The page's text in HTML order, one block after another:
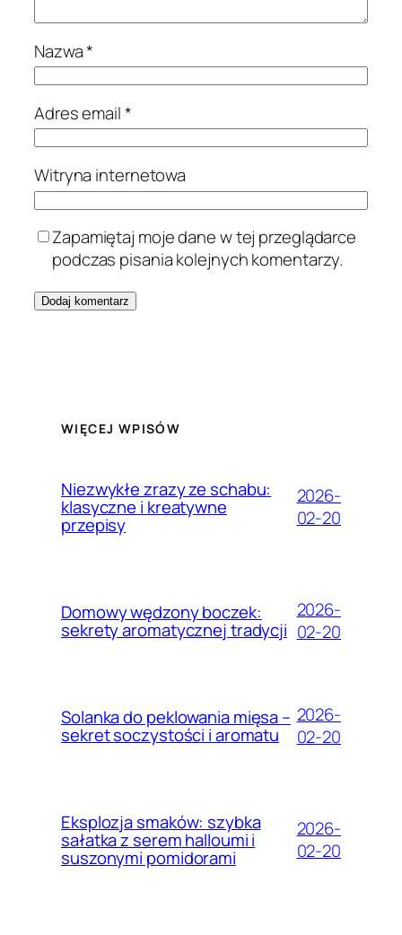
Nazwa*
Adres email*
Witryna internetowa
Zapamiętaj moje dane w tej przeglądarce
podczas pisania kolejnych komentarzy.
WIĘCEJ WPISÓW
Niezwykłe zrazy ze schabu:
klasyczne i kreatywne
przepisy
2026-
02-20
Domowy wędzony boczek:
sekrety aromatycznej tradycji
2026-
02-20
Solanka do peklowania mięsa –
sekret soczystości i aromatu
2026-
02-20
Eksplozja smaków: szybka
sałatka z serem halloumi i
suszonymi pomidorami
2026-
02-20